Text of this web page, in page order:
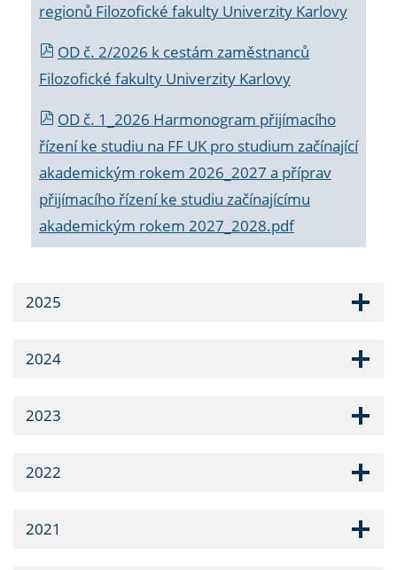
regionů Filozofické fakulty Univerzity Karlovy
OD č. 2/2026 k cestám zaměstnanců
Filozofické fakulty Univerzity Karlovy
OD č. 1_2026 Harmonogram přijímacího
řízení ke studiu na FF UK pro studium začínající
akademickým rokem 2026_2027 a příprav
přijímacího řízení ke studiu začínajícímu
akademickým rokem 2027_2028.pdf
2025
2024
2023
2022
2021